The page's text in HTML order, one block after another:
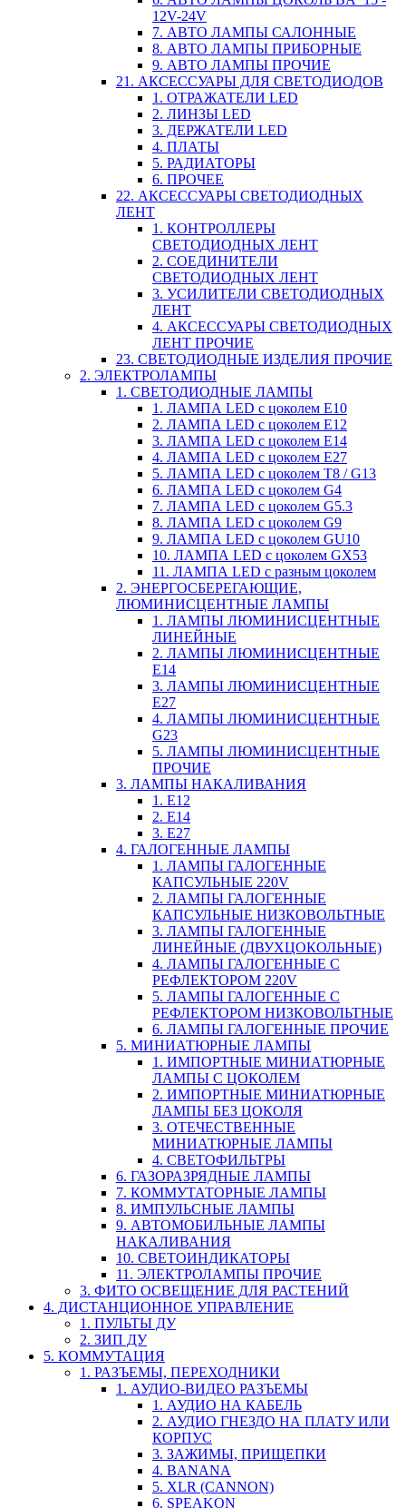
12V-24V
7. АВТО ЛАМПЫ САЛОННЫЕ
8. АВТО ЛАМПЫ ПРИБОРНЫЕ
9. АВТО ЛАМПЫ ПРОЧИЕ
21. АКСЕССУАРЫ ДЛЯ СВЕТОДИОДОВ
1. ОТРАЖАТЕЛИ LED
2. ЛИНЗЫ LED
3. ДЕРЖАТЕЛИ LED
4. ПЛАТЫ
5. РАДИАТОРЫ
6. ПРОЧЕЕ
22. АКСЕССУАРЫ СВЕТОДИОДНЫХ
ЛЕНТ
1. КОНТРОЛЛЕРЫ
СВЕТОДИОДНЫХ ЛЕНТ
2. СОЕДИНИТЕЛИ
СВЕТОДИОДНЫХ ЛЕНТ
3. УСИЛИТЕЛИ СВЕТОДИОДНЫХ
ЛЕНТ
4. АКСЕССУАРЫ СВЕТОДИОДНЫХ
ЛЕНТ ПРОЧИЕ
23. СВЕТОДИОДНЫЕ ИЗДЕЛИЯ ПРОЧИЕ
2. ЭЛЕКТРОЛАМПЫ
1. СВЕТОДИОДНЫЕ ЛАМПЫ
1. ЛАМПА LED c цоколем E10
2. ЛАМПА LED c цоколем E12
3. ЛАМПА LED c цоколем E14
4. ЛАМПА LED c цоколем E27
5. ЛАМПА LED c цоколем T8 / G13
6. ЛАМПА LED c цоколем G4
7. ЛАМПА LED c цоколем G5.3
8. ЛАМПА LED c цоколем G9
9. ЛАМПА LED c цоколем GU10
10. ЛАМПА LED c цоколем GX53
11. ЛАМПА LED c разным цоколем
2. ЭНЕРГОСБЕРЕГАЮЩИЕ,
ЛЮМИНИСЦЕНТНЫЕ ЛАМПЫ
1. ЛАМПЫ ЛЮМИНИСЦЕНТНЫЕ
ЛИНЕЙНЫЕ
2. ЛАМПЫ ЛЮМИНИСЦЕНТНЫЕ
E14
3. ЛАМПЫ ЛЮМИНИСЦЕНТНЫЕ
E27
4. ЛАМПЫ ЛЮМИНИСЦЕНТНЫЕ
G23
5. ЛАМПЫ ЛЮМИНИСЦЕНТНЫЕ
ПРОЧИЕ
3. ЛАМПЫ НАКАЛИВАНИЯ
1. E12
2. Е14
3. Е27
4. ГАЛОГЕННЫЕ ЛАМПЫ
1. ЛАМПЫ ГАЛОГЕННЫЕ
КАПСУЛЬНЫЕ 220V
2. ЛАМПЫ ГАЛОГЕННЫЕ
КАПСУЛЬНЫЕ НИЗКОВОЛЬТНЫЕ
3. ЛАМПЫ ГАЛОГЕННЫЕ
ЛИНЕЙНЫЕ (ДВУХЦОКОЛЬНЫЕ)
4. ЛАМПЫ ГАЛОГЕННЫЕ С
РЕФЛЕКТОРОМ 220V
5. ЛАМПЫ ГАЛОГЕННЫЕ С
РЕФЛЕКТОРОМ НИЗКОВОЛЬТНЫЕ
6. ЛАМПЫ ГАЛОГЕННЫЕ ПРОЧИЕ
5. МИНИАТЮРНЫЕ ЛАМПЫ
1. ИМПОРТНЫЕ МИНИАТЮРНЫЕ
ЛАМПЫ С ЦОКОЛЕМ
2. ИМПОРТНЫЕ МИНИАТЮРНЫЕ
ЛАМПЫ БЕЗ ЦОКОЛЯ
3. ОТЕЧЕСТВЕННЫЕ
МИНИАТЮРНЫЕ ЛАМПЫ
4. СВЕТОФИЛЬТРЫ
6. ГАЗОРАЗРЯДНЫЕ ЛАМПЫ
7. КОММУТАТОРНЫЕ ЛАМПЫ
8. ИМПУЛЬСНЫЕ ЛАМПЫ
9. АВТОМОБИЛЬНЫЕ ЛАМПЫ
НАКАЛИВАНИЯ
10. СВЕТОИНДИКАТОРЫ
11. ЭЛЕКТРОЛАМПЫ ПРОЧИЕ
3. ФИТО ОСВЕЩЕНИЕ ДЛЯ РАСТЕНИЙ
4. ДИСТАНЦИОННОЕ УПРАВЛЕНИЕ
1. ПУЛЬТЫ ДУ
2. ЗИП ДУ
5. КОММУТАЦИЯ
1. РАЗЪЕМЫ, ПЕРЕХОДНИКИ
1. АУДИО-ВИДЕО РАЗЪЕМЫ
1. АУДИО НА КАБЕЛЬ
2. АУДИО ГНЕЗДО НА ПЛАТУ ИЛИ
КОРПУС
3. ЗАЖИМЫ, ПРИЩЕПКИ
4. BANANA
5. XLR (CANNON)
6. SPEAKON